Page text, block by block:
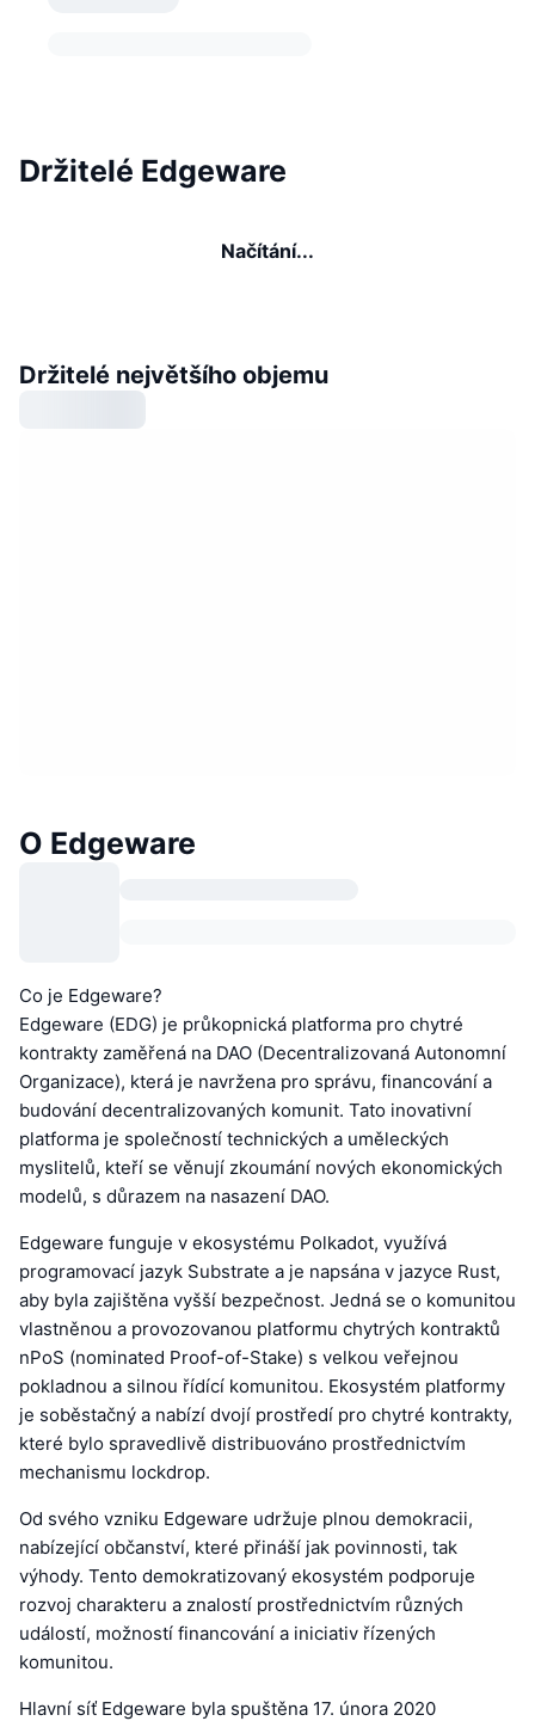
Držitelé Edgeware
Načítání...
Držitelé největšího objemu
O Edgeware
Co je Edgeware?
Edgeware (EDG) je průkopnická platforma pro chytré
kontrakty zaměřená na DAO (Decentralizovaná Autonomní
Organizace), která je navržena pro správu, financování a
budování decentralizovaných komunit. Tato inovativní
platforma je společností technických a uměleckých
myslitelů, kteří se věnují zkoumání nových ekonomických
modelů, s důrazem na nasazení DAO.
Edgeware funguje v ekosystému Polkadot, využívá
programovací jazyk Substrate a je napsána v jazyce Rust,
aby byla zajištěna vyšší bezpečnost. Jedná se o komunitou
vlastněnou a provozovanou platformu chytrých kontraktů
nPoS (nominated Proof-of-Stake) s velkou veřejnou
pokladnou a silnou řídící komunitou. Ekosystém platformy
je soběstačný a nabízí dvojí prostředí pro chytré kontrakty,
které bylo spravedlivě distribuováno prostřednictvím
mechanismu lockdrop.
Od svého vzniku Edgeware udržuje plnou demokracii,
nabízející občanství, které přináší jak povinnosti, tak
výhody. Tento demokratizovaný ekosystém podporuje
rozvoj charakteru a znalostí prostřednictvím různých
událostí, možností financování a iniciativ řízených
komunitou.
Hlavní síť Edgeware byla spuštěna 17. února 2020